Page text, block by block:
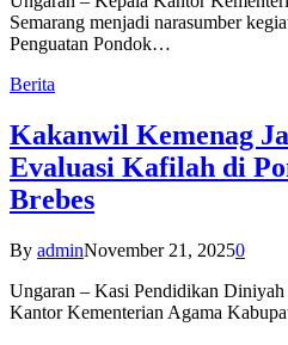
Semarang menjadi narasumber
Penguatan Pondok…
Berita
Kakanwil Kemenag
Evaluasi Kafilah di
Brebes
By adminNovember 21, 20250
Ungaran – Kasi Pendidikan Diniyah
Kantor Kementerian Agama